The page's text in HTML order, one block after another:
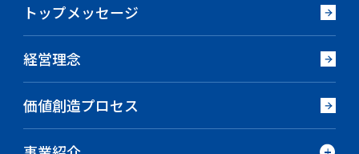
トップメッセージ
経営理念
価値創造プロセス